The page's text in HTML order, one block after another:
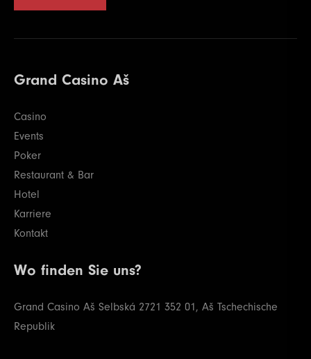
Grand Casino Aš
Casino
Events
Poker
Restaurant & Bar
Hotel
Karriere
Kontakt
Wo finden Sie uns?
Grand Casino Aš Selbská 2721 352 01, Aš Tschechische
Republik